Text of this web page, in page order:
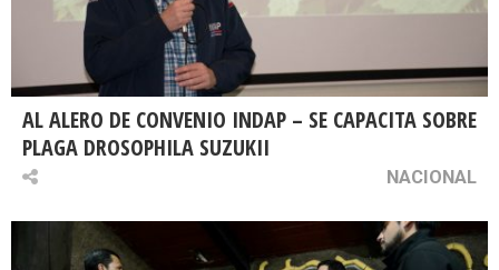
AL ALERO DE CONVENIO INDAP – SE CAPACITA SOBRE
PLAGA DROSOPHILA SUZUKII
NACIONAL